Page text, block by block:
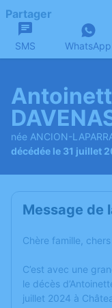
Partager
SMS WhatsApp
née ANCION-
décédée le 31 juillet
Message de
Chère famille, chers
C’est avec une
le décès
juillet 2024 à